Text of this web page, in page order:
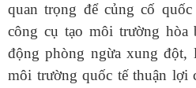
quan trọng để củng cố
công cụ tạo môi trường
động phòng ngừa xung đột,
môi trường quốc tế thuận lợi